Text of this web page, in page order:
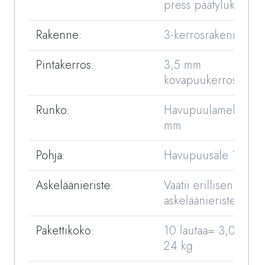
press päätylukko
Rakenne:
3-kerrosrakenne
Pintakerros:
3,5 mm
kovapuukerros
Runko:
Havupuulamelli 8,8
mm
Pohja:
Havupuusäle 1,7
Askeläänieriste:
Vaatii erillisen
askeläänieristeen
Pakettikoko:
10 lautaa= 3,04
24 kg